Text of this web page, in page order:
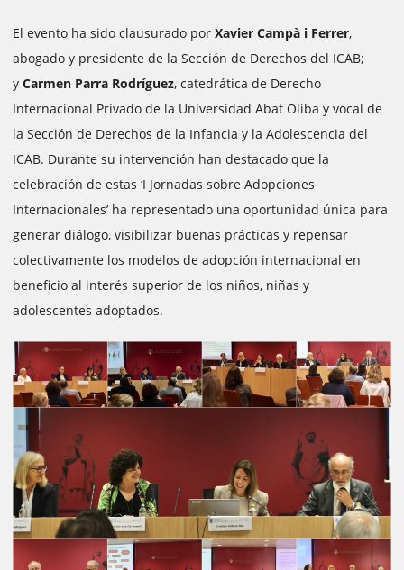
El evento ha sido clausurado por Xavier Campà i Ferrer,
abogado y presidente de la Sección de Derechos del ICAB;
y Carmen Parra Rodríguez, catedrática de Derecho
Internacional Privado de la Universidad Abat Oliba y vocal de
la Sección de Derechos de la Infancia y la Adolescencia del
ICAB. Durante su intervención han destacado que la
celebración de estas ‘I Jornadas sobre Adopciones
Internacionales’ ha representado una oportunidad única para
generar diálogo, visibilizar buenas prácticas y repensar
colectivamente los modelos de adopción internacional en
beneficio al interés superior de los niños, niñas y
adolescentes adoptados.